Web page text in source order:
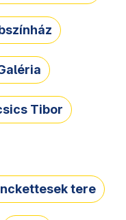
Tibor
tere